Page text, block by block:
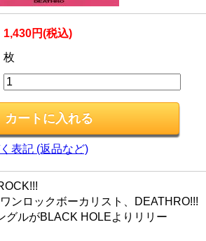
1,430円(税込)
枚
表記 (返品など)
ンロックボーカリスト、DEATHRO!!!
グルがBLACK HOLEよりリリー